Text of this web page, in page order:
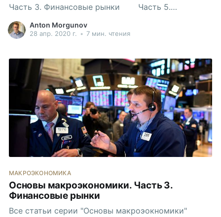
Часть 3. Финансовые рынки Часть 5.
Расширяем модель IS-LM Модель IS-LM соединяет
вместе рынки товаров (IS) и финансов (LM).
C(Y-T) + \bar{I} + G\
Anton Morgunov
28 апр. 2020 г. • 7 мин. чтения
МАКРОЭКОНОМИКА
Основы макроэкономики. Часть 3.
Финансовые рынки
Все статьи серии "Основы макроэокномики"